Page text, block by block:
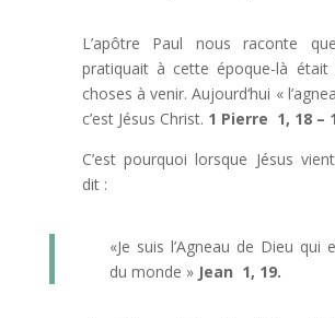
L’apôtre Paul nous raconte
pratiquait à cette époque-là était
choses à venir. Aujourd‘hui «
c’est Jésus Christ. 1 Pierre 1, 18 –
C’est pourquoi lorsque Jésus
dit :
«Je suis l’Agneau de Dieu qui
du monde » Jean 1, 19.